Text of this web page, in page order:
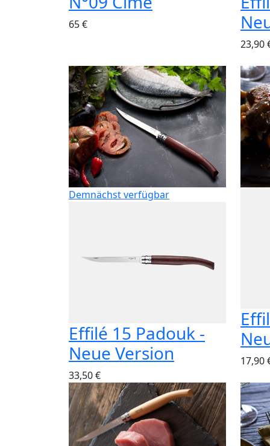
65 €
23,90
Demnächst verfügbar
Effilé 15 Padouk -
Neue Version
33,50 €
17,90